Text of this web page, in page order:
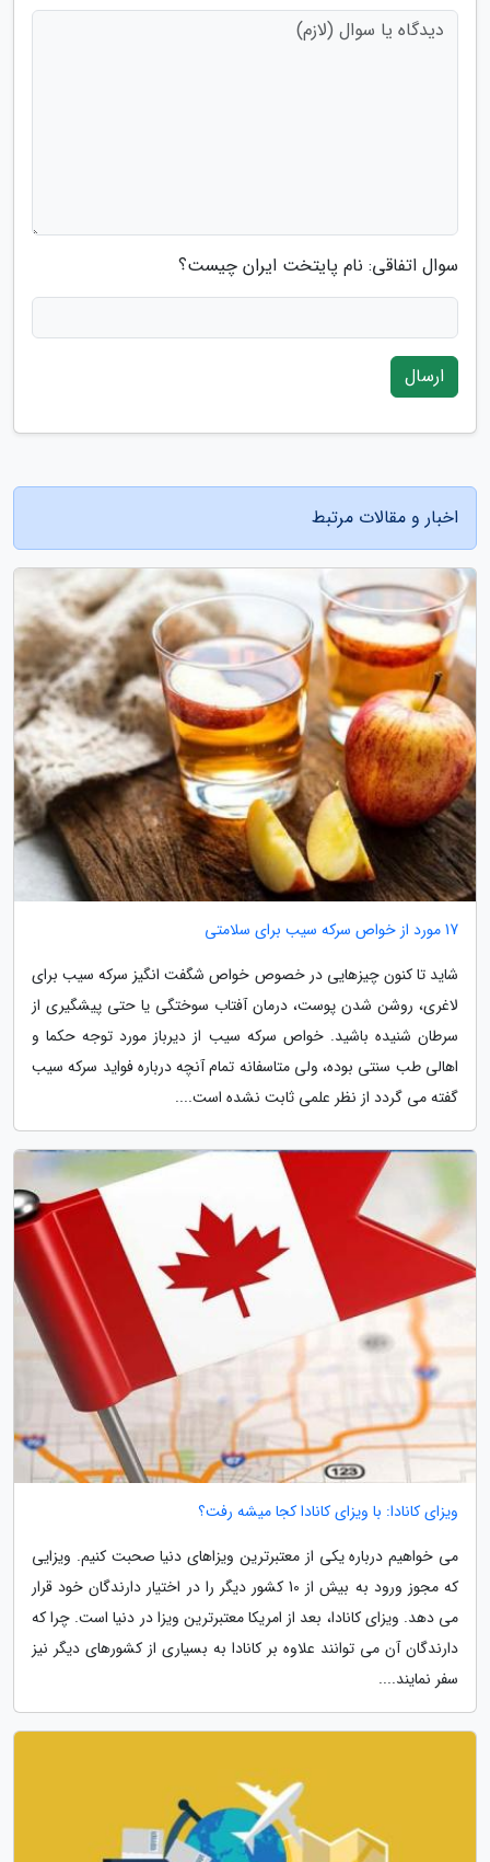
سوال اتفاقی: نام پایتخت ایران چیست؟
ارسال
اخبار و مقالات مرتبط
17 مورد از خواص سرکه سیب برای سلامتی
شاید تا کنون چیزهایی در خصوص خواص شگفت انگیز سرکه سیب برای
لاغری، روشن شدن پوست، درمان آفتاب سوختگی یا حتی پیشگیری از
سرطان شنیده باشید. خواص سرکه سیب از دیرباز مورد توجه حکما و
اهالی طب سنتی بوده، ولی متاسفانه تمام آنچه درباره فواید سرکه سیب
گفته می گردد از نظر علمی ثابت نشده است....
ویزای کانادا: با ویزای کانادا کجا میشه رفت؟
می خواهیم درباره یکی از معتبرترین ویزاهای دنیا صحبت کنیم. ویزایی
که مجوز ورود به بیش از 10 کشور دیگر را در اختیار دارندگان خود قرار
می دهد. ویزای کانادا، بعد از امریکا معتبرترین ویزا در دنیا است. چرا که
دارندگان آن می توانند علاوه بر کانادا به بسیاری از کشورهای دیگر نیز
سفر نمایند....